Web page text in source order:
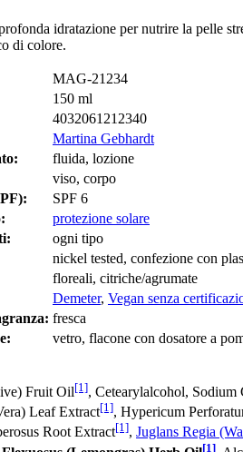
idratazione per nutrire la pelle
di colore.
MAG-21234
150 ml
4032061212340
Martina Gebhardt
fluida, lozione
viso, corpo
SPF 6
protezione solare
ogni tipo
nickel tested, confezione con
floreali, citriche/agrumate
Demeter, Vegan senza
fresca
vetro, flacone con dosatore a
Fruit Oil[1], Cetearylalcohol, Sodium
Leaf Extract[1], Hypericum
Root Extract[1], Juglans Regia
[1]